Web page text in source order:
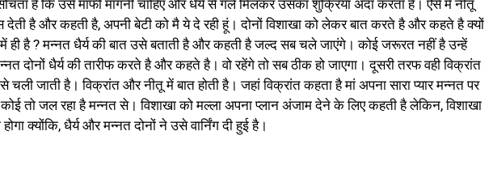
है कि उसे माफी मांगनी चाहिए और धैर्य से गले मिलकर उसका शुक्रिया अदा करता है। ऐसे में नीतू
है और कहती है, अपनी बेटी को मै ये दे रही हूं। दोनों विशाखा को लेकर बात करते है और कहते है क्यों
ही है ? मन्नत धैर्य की बात उसे बताती है और कहती है जल्द सब चले जाएंगे। कोई जरूरत नहीं है उन्हें
दोनों धैर्य की तारीफ करते है और कहते है। वो रहेंगे तो सब ठीक हो जाएगा। दूसरी तरफ वही विक्रांत
जाती है। विक्रांत और नीतू में बात होती है। जहां विक्रांत कहता है मां अपना सारा प्यार मन्नत पर
तो जल रहा है मन्नत से। विशाखा को मल्ला अपना प्लान अंजाम देने के लिए कहती है लेकिन, विशाखा
क्योंकि, धैर्य और मन्नत दोनों ने उसे वार्निंग दी हुई है।